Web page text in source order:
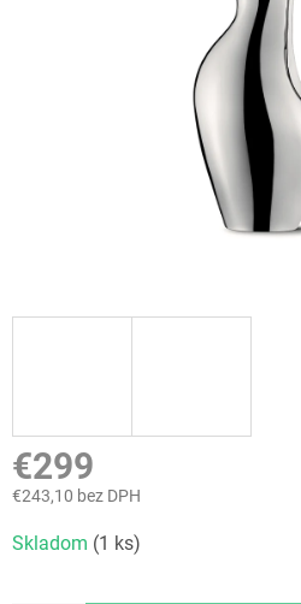
€299
€243,10 bez DPH
cena:
Skladom (1 ks)